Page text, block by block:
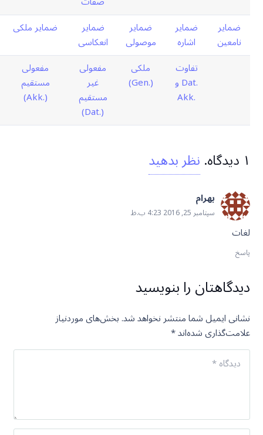
ضمایر
نامعین
ضمایر
اشاره
ضمایر
موصولی
ضمایر
انعکاسی
ضمایر ملکی
تفاوت
.Dat و
.Akk
ملکی
(.Gen)
مفعولی
غیر
مستقیم
(.Dat)
مفعولی
مستقیم
(.Akk)
۱ دیدگاه.نظر بدهید
بهرام
سپتامبر 25, 2016 4:23 ب.ظ
لغات
پاسخ
دیدگاهتان را بنویسید
نشانی ایمیل شما منتشر نخواهد شد.بخش‌های موردنیاز
علامت‌گذاری شده‌اند*